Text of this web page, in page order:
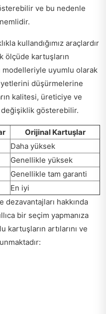
ve bu nedenle
kullandığımız araçlardır
ölçüde kartuşların
modelleriyle uyumlu olarak
düşürmelerine
kalitesi, üreticiye ve
değişiklik gösterebilir.
Orijinal Kartuşlar
Daha yüksek
Genellikle yüksek
Genellikle tam garanti
En iyi
dezavantajları hakkında
bir seçim yapmanıza
kartuşların artılarını ve